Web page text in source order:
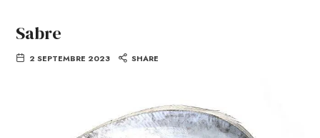
Sabre
2 SEPTEMBRE 2023 SHARE